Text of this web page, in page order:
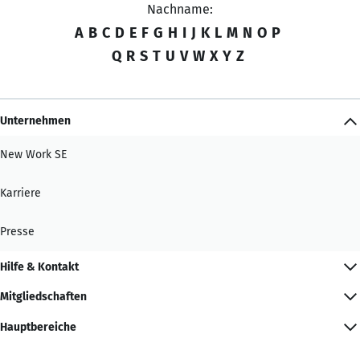
Nachname:
A B C D E F G H I J K L M N O P
Q R S T U V W X Y Z
Unternehmen
New Work SE
Karriere
Presse
Hilfe & Kontakt
Mitgliedschaften
Hauptbereiche